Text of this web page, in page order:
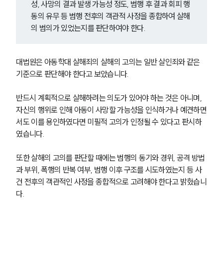
성, 사망의 결과 발생 가능성 정도, 범행 후 결과 회피 행
동의 유무 등 범행 전후의 객관적 사정을 종합하여 살해
의 범의가 있었는지를 판단하여야 한다.
대법원은 아동학대 살해죄의 살해의 고의는 일반 살인죄와 같은
기준으로 판단해야 한다고 보았습니다.
반드시 계획적으로 살해하려는 의도가 있어야 하는 것은 아니며,
자신의 행위로 인해 아동이 사망할 가능성을 인식하거나 예견하면
서도 이를 용인하였다면 미필적 고의가 인정될 수 있다고 판시하
였습니다.
또한 살해의 고의를 판단할 때에는 범행의 동기와 경위, 공격 방법
과 부위, 폭행의 반복 여부, 범행 이후 구조를 시도하였는지 등 사
건 전후의 객관적인 사정을 종합적으로 고려해야 한다고 밝혔습니
다.